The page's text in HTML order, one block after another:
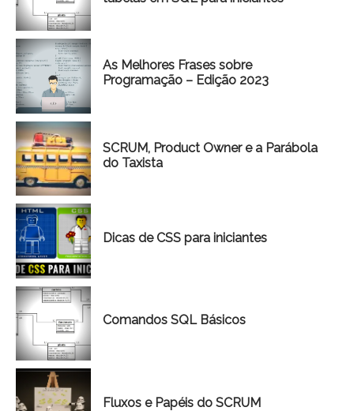
As Melhores Frases sobre
Programação – Edição 2023
SCRUM, Product Owner e a Parábola
do Taxista
Dicas de CSS para iniciantes
Comandos SQL Básicos
Fluxos e Papéis do SCRUM